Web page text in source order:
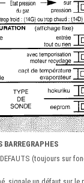
BARREGRAPHES
DEFAUTS (toujours sur
signale un défaut sur